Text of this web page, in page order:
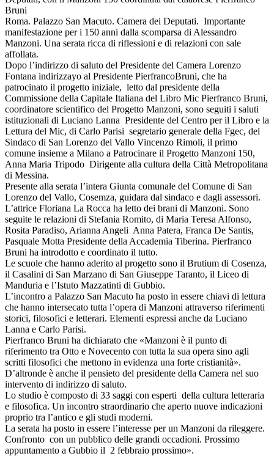
Bruni
Roma. Palazzo San Macuto. Camera dei Deputati. Importante
manifestazione per i 150 anni dalla scomparsa di Alessandro
Manzoni. Una serata ricca di riflessioni e di relazioni con sale
affollata.
Dopo l’indirizzo di saluto del Presidente del Camera Lorenzo
Fontana indirizzayo al Presidente PierfrancoBruni, che ha
patrocinato il progetto iniziale, letto dal presidente della
Commissione della Capitale Italiana del Libro Mic Pierfranco Bruni,
coordinatore scientifico del Progetto Manzoni, sono seguiti i saluti
istituzionali di Luciano Lanna Presidente del Centro per il Libro e la
Lettura del Mic, di Carlo Parisi segretario generale della Fgec, del
Sindaco di San Lorenzo del Vallo Vincenzo Rimoli, il primo
comune insieme a Milano a Patrocinare il Progetto Manzoni 150,
Anna Maria Tripodo Dirigente alla cultura della Città Metropolitana
di Messina.
Presente alla serata l’intera Giunta comunale del Comune di San
Lorenzo del Vallo, Cosemza, guidara dal sindaco e dagli assessori.
L’attrice Floriana La Rocca ha letto dei brani di Manzoni. Sono
seguite le relazioni di Stefania Romito, di Maria Teresa Alfonso,
Rosita Paradiso, Arianna Angeli Anna Patera, Franca De Santis,
Pasquale Motta Presidente della Accademia Tiberina. Pierfranco
Bruni ha introdotto e coordinato il tutto.
Le scuole che hanno aderito al progetto sono il Brutium di Cosenza,
il Casalini di San Marzano di San Giuseppe Taranto, il Liceo di
Manduria e l’Istuto Mazzatinti di Gubbio.
L’incontro a Palazzo San Macuto ha posto in essere chiavi di lettura
che hanno intersecato tutta l’opera di Manzoni attraverso riferimenti
storici, filosofici e letterari. Elementi espressi anche da Luciano
Lanna e Carlo Parisi.
Pierfranco Bruni ha dichiarato che «Manzoni è il punto di
riferimento tra Otto e Novecento con tutta la sua opera sino agli
scritti filosofici che mettono in evidenza una forte cristianità».
D’altronde è anche il pensieto del presidente della Camera nel suo
intervento di indirizzo di saluto.
Lo studio è composto di 33 saggi con esperti della cultura letteraria
e filosofica. Un incontro straordinario che aperto nuove indicazioni
proprio tra l’antico e gli studi moderni.
La serata ha posto in essere l’interesse per un Manzoni da rileggere.
Confronto con un pubblico delle grandi occadioni. Prossimo
appuntamento a Gubbio il 2 febbraio prossimo».